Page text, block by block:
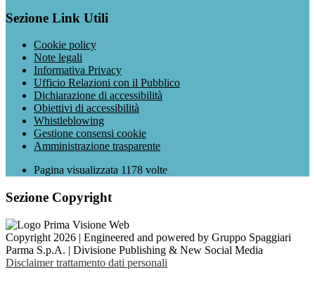
Sezione Link Utili
Cookie policy
Note legali
Informativa Privacy
Ufficio Relazioni con il Pubblico
Dichiarazione di accessibilità
Obiettivi di accessibilità
Whistleblowing
Gestione consensi cookie
Amministrazione trasparente
Pagina visualizzata 1178 volte
Sezione Copyright
Copyright 2026 | Engineered and powered by Gruppo Spaggiari
Parma S.p.A. | Divisione Publishing & New Social Media
Disclaimer trattamento dati personali